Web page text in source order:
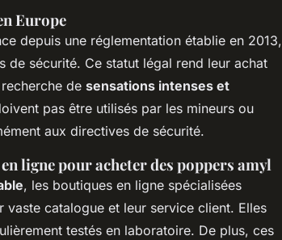
Europe
depuis une réglementation établie en 2013,
de sécurité. Ce statut légal rend leur achat
de sensations intenses et
pas être utilisés par les mineurs ou
aux directives de sécurité.
ligne pour acheter des poppers amyl
, les boutiques en ligne spécialisées
vaste catalogue et leur service client. Elles
testés en laboratoire. De plus, ces